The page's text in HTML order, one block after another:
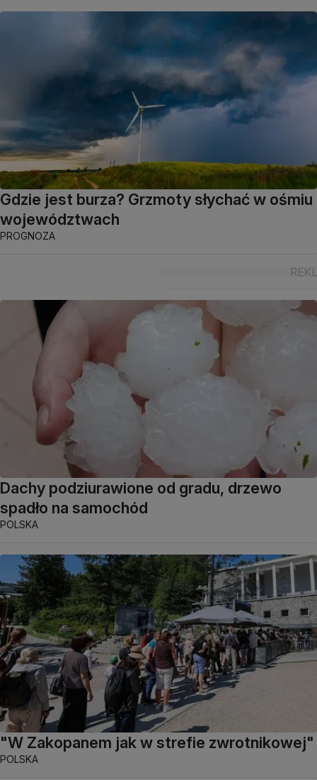
Gdzie jest burza? Grzmoty słychać w ośmiu
województwach
PROGNOZA
Dachy podziurawione od gradu, drzewo
spadło na samochód
POLSKA
"W Zakopanem jak w strefie zwrotnikowej"
POLSKA